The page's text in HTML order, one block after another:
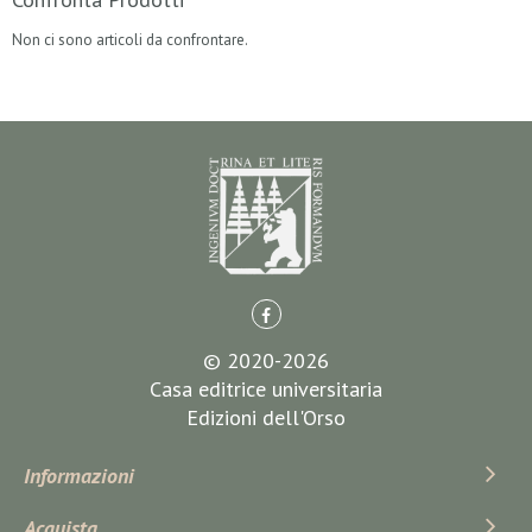
Non ci sono articoli da confrontare.
© 2020-2026
Casa editrice universitaria
Edizioni dell'Orso
Informazioni